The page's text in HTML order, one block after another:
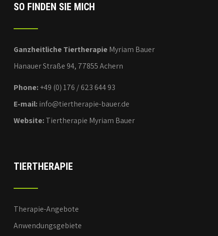
SO FINDEN SIE MICH
Ganzheitliche TiertherapieMyriam Bauer
Hanauer Straße 94, 77855 Achern
Phone:+49 (0) 176 / 623 644 93
E-mail:info@tiertherapie-bauer.de
Website:Tiertherapie Myriam Bauer
TIERTHERAPIE
Therapie-Angebote
Anwendungsgebiete